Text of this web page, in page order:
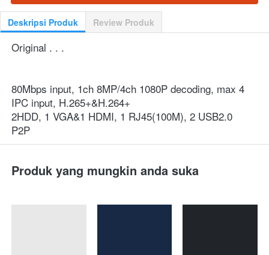
Deskripsi Produk Review Produk
Original . . .
80Mbps input, 1ch 8MP/4ch 1080P decoding, max 4
IPC input, H.265+&H.264+
2HDD, 1 VGA&1 HDMI, 1 RJ45(100M), 2 USB2.0
P2P
Produk yang mungkin anda suka